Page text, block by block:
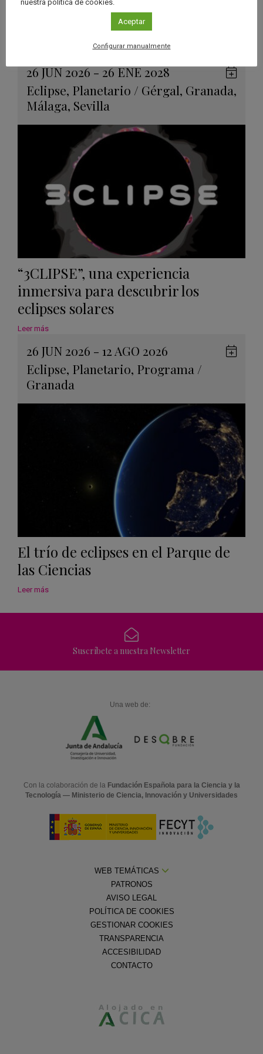
26 JUN 2026 - 26 ENE 2028
Eclipse, Planetario / Gérgal, Granada,
Málaga, Sevilla
en
“3CLIPSE”, una experiencia
inmersiva para descubrir los
eclipses solares
Leer más
26 JUN 2026 - 12 AGO 2026
Eclipse, Planetario, Programa /
Granada
El trío de eclipses en el Parque de
las Ciencias
Leer más
Suscríbete a nuestra Newsletter
Una web de:
Con la colaboración de la Fundación Española para la Ciencia y la
Tecnología — Ministerio de Ciencia, Innovación y Universidades
WEB TEMÁTICAS
PATRONOS
AVISO LEGAL
POLÍTICA DE COOKIES
GESTIONAR COOKIES
TRANSPARENCIA
ACCESIBILIDAD
CONTACTO
nuestra política de cookies.
Aceptar
Configurar manualmente